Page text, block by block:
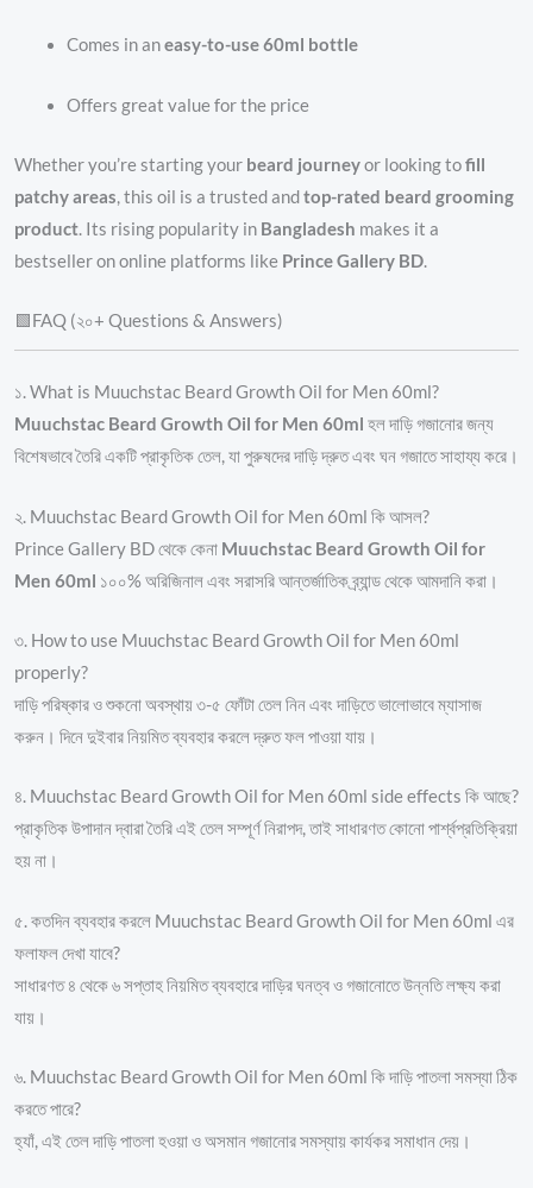
Comes in aneasy-to-use 60ml bottle
Offers great value for the price
Whether you’re starting your beard journeyor looking tofill
patchy areas, this oil is a trusted andtop-rated beard grooming
product. Its rising popularity in Bangladesh makes it a
bestseller on online platforms like Prince Gallery BD.
🟩FAQ (২০+ Questions & Answers)
১. What is Muuchstac Beard Growth Oil for Men 60ml?
Muuchstac Beard Growth Oil for Men 60ml হল দাড়ি গজানোর জন্য
বিশেষভাবে তৈরি একটি প্রাকৃতিক তেল, যা পুরুষদের দাড়ি দ্রুত এবং ঘন গজাতে সাহায্য করে।
২. Muuchstac Beard Growth Oil for Men 60ml কি আসল?
Prince Gallery BD থেকে কেনা Muuchstac Beard Growth Oil for
Men 60ml ১০০% অরিজিনাল এবং সরাসরি আন্তর্জাতিক ব্র্যান্ড থেকে আমদানি করা।
৩. How to use Muuchstac Beard Growth Oil for Men 60ml
properly?
দাড়ি পরিষ্কার ও শুকনো অবস্থায় ৩-৫ ফোঁটা তেল নিন এবং দাড়িতে ভালোভাবে ম্যাসাজ
করুন। দিনে দুইবার নিয়মিত ব্যবহার করলে দ্রুত ফল পাওয়া যায়।
৪. Muuchstac Beard Growth Oil for Men 60ml side effects কি আছে?
প্রাকৃতিক উপাদান দ্বারা তৈরি এই তেল সম্পূর্ণ নিরাপদ, তাই সাধারণত কোনো পার্শ্বপ্রতিক্রিয়া
হয় না।
৫. কতদিন ব্যবহার করলে Muuchstac Beard Growth Oil for Men 60ml এর
ফলাফল দেখা যাবে?
সাধারণত ৪ থেকে ৬ সপ্তাহ নিয়মিত ব্যবহারে দাড়ির ঘনত্ব ও গজানোতে উন্নতি লক্ষ্য করা
যায়।
৬. Muuchstac Beard Growth Oil for Men 60ml কি দাড়ি পাতলা সমস্যা ঠিক
করতে পারে?
হ্যাঁ, এই তেল দাড়ি পাতলা হওয়া ও অসমান গজানোর সমস্যায় কার্যকর সমাধান দেয়।